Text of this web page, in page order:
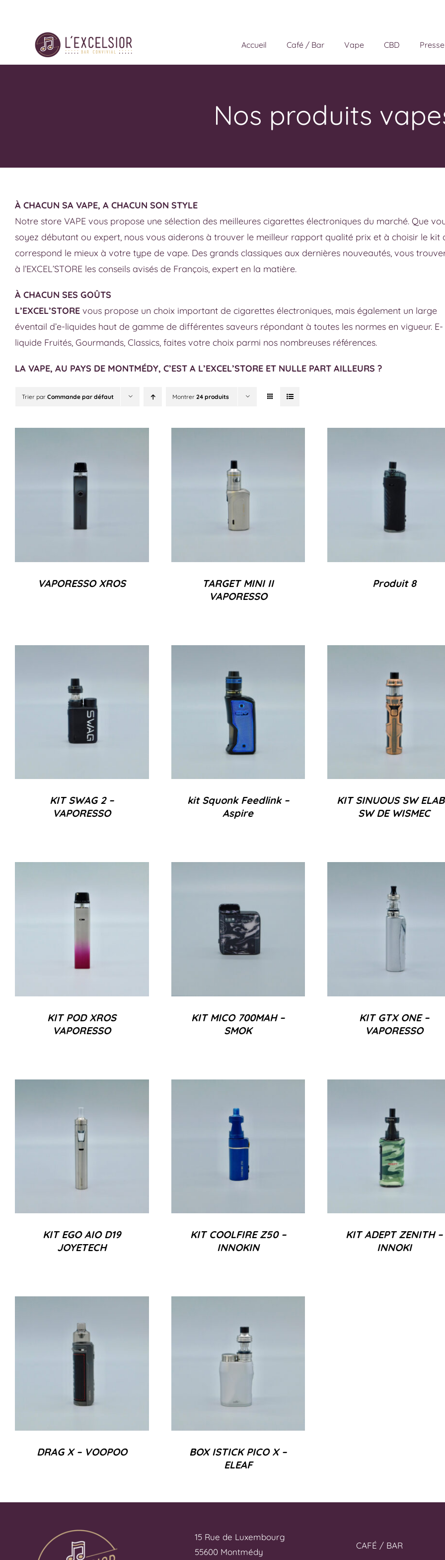
Accueil Café / Bar Vape CBD Presse
Nos produits
À CHACUN SA VAPE, A CHACUN SON STYLE
Notre store VAPE vous propose une sélection des meilleures cigarettes électroniques du marché. Que
soyez débutant ou expert, nous vous aiderons à trouver le meilleur rapport qualité prix et à choisir le kit
correspond le mieux à votre type de vape. Des grands classiques aux dernières nouveautés, vous
à l’EXCEL’STORE les conseils avisés de François, expert en la matière.
À CHACUN SES GOÛTS
L’EXCEL’STORE vous propose un choix important de cigarettes électroniques, mais également un large
éventail d’e-liquides haut de gamme de différentes saveurs répondant à toutes les normes en vigueur. E-
liquide Fruités, Gourmands, Classics, faites votre choix parmi nos nombreuses références.
LA VAPE, AU PAYS DE MONTMÉDY, C’EST A L’EXCEL’STORE ET NULLE PART AILLEURS ?
Trier par Commande par défaut Montrer 24 produits
VAPORESSO XROS
TARGET MINI II
VAPORESSO
Produit 8
KIT SWAG 2 –
VAPORESSO
kit Squonk Feedlink –
Aspire
KIT SINUOUS SW
SW DE WISMEC
KIT POD XROS
VAPORESSO
KIT MICO 700MAH –
SMOK
KIT GTX ONE –
VAPORESSO
KIT EGO AIO D19
JOYETECH
KIT COOLFIRE Z50 –
INNOKIN
KIT ADEPT ZENITH –
INNOKI
DRAG X – VOOPOO
BOX ISTICK PICO X –
ELEAF
15 Rue de Luxembourg
55600 Montmédy
CAFÉ / BAR